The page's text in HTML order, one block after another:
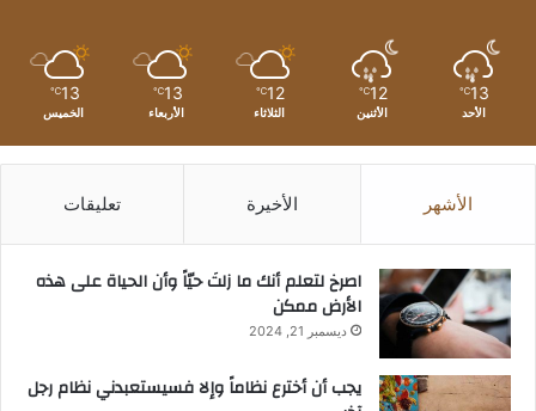
13
℃
الأحد
12
℃
الأثنين
12
℃
الثلاثاء
13
℃
الأربعاء
13
℃
الخميس
الأشهر الأخيرة تعليقات
‫اصرخ لتعلم أنك ما زلتَ حيّاً وأن الحياة على هذه
الأرض ممكن
ديسمبر 21, 2024
يجب أن أخترع نظاماً وإلا فسيستعبدني نظام رجل